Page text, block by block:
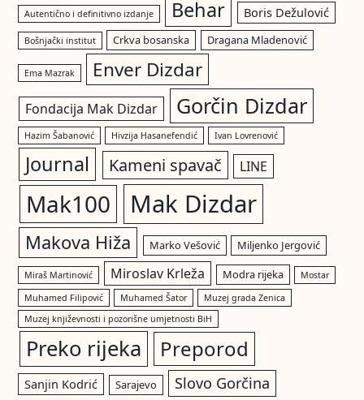
Autentično i definitivno izdanje Behar Boris Dežulović
Bošnjački institut Crkva bosanska Dragana Mladenović
Ema Mazrak Enver Dizdar
Fondacija Mak Dizdar Gorčin Dizdar
Hazim Šabanović Hivzija Hasanefendić Ivan Lovrenović
Journal Kameni spavač LINE
Mak100 Mak Dizdar
Makova Hiža Marko Vešović Miljenko Jergović
Miraš Martinović Miroslav Krleža Modra rijeka
Mostar
Muhamed Filipović
Muhamed Šator
Muzej grada Zenica
Muzej književnosti i pozorišne umjetnosti BiH
Preko rijeka Preporod
Sanjin Kodrić Sarajevo Slovo Gorčina